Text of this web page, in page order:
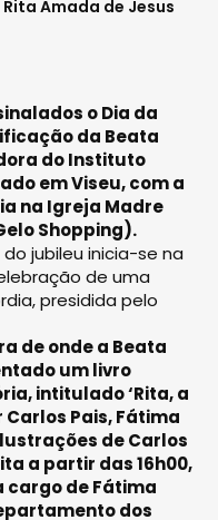
Amada de Jesus
o Dia da
da Beata
do Instituto
em Viseu, com a
na Igreja Madre
Shopping).
jubileu inicia-se na
de uma
presidida pelo
de onde a Beata
um livro
intitulado ‘Rita, a
Pais, Fátima
de Carlos
a partir das 16h00,
cargo de Fátima
dos